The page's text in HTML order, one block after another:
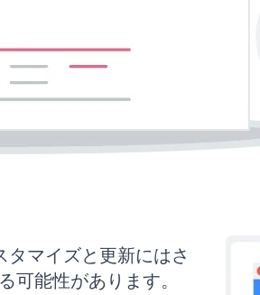
マイズと更新にはさ
可能性があります。